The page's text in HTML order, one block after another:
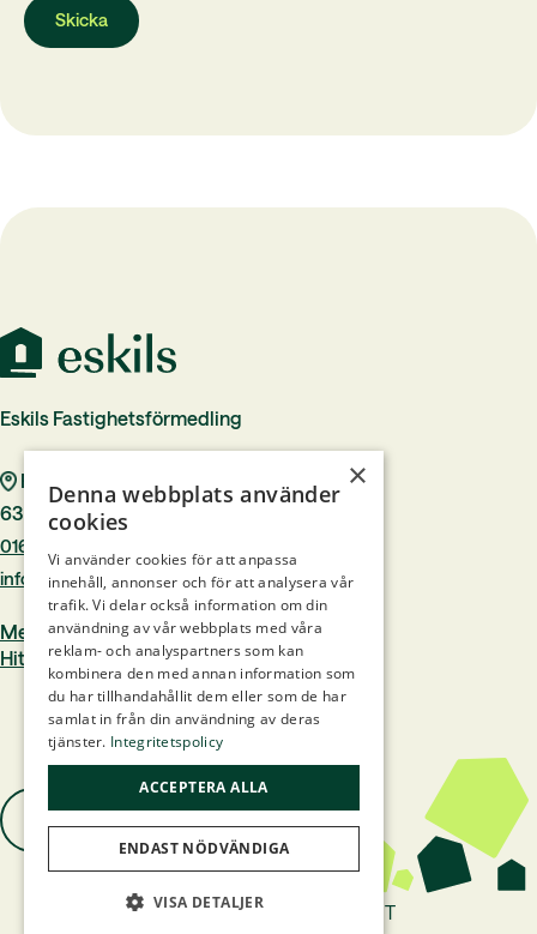
Eskils Fastighetsförmedling
Rådhustorget 7
633 40 Eskilstuna
016–244 00
info@eskilsfast.se
Medlem i Mäklarsamfundet
Hittamäklare.se
Hemsidan levereras av Kust IT
×
Denna webbplats använder
cookies
Vi använder cookies för att anpassa
innehåll, annonser och för att analysera vår
trafik. Vi delar också information om din
användning av vår webbplats med våra
reklam- och analyspartners som kan
kombinera den med annan information som
du har tillhandahållit dem eller som de har
samlat in från din användning av deras
tjänster. Integritetspolicy
ACCEPTERA ALLA
ENDAST NÖDVÄNDIGA
VISA DETALJER